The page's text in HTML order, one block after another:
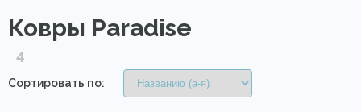
Ковры Paradise
4
Сортировать по: